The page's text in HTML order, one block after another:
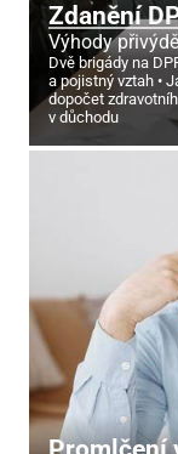
Zdanění
Výhody
Dvě brigády na
a pojistný vztah
dopočet
v důchodu